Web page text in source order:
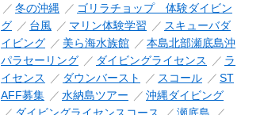
冬の沖縄
ゴリラチョップ 体験ダイビン
グ
台風 マリン体験学習
スキューバダ
イビング
美ら海水族館
本島北部瀬底島沖
パラセーリング
ダイビングライセンス
ラ
イセンス
ダウンバースト スコール
ST
AFF募集
水納島ツアー
沖縄ダイビング
ダイビングライセンスコース
瀬底島